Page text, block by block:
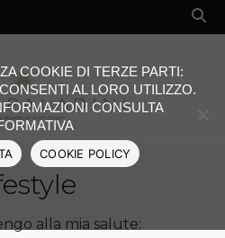
alla mia salute:
COOKIE DI TERZE PARTI:
AL LORO UTILIZZO.
CONSULTA
COOKIE POLICY